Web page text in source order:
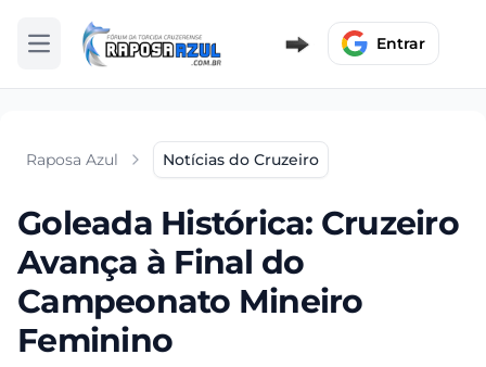
Abrir menu Entrar
Raposa Azul Notícias do Cruzeiro
Goleada Histórica: Cruzeiro
Avança à Final do
Campeonato Mineiro
Feminino